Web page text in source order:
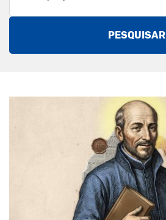
PESQUISAR